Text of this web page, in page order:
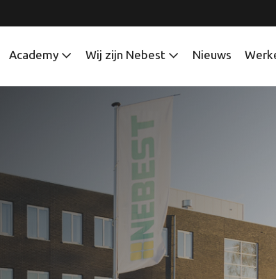
Academy Wij zijn Nebest Nieuws